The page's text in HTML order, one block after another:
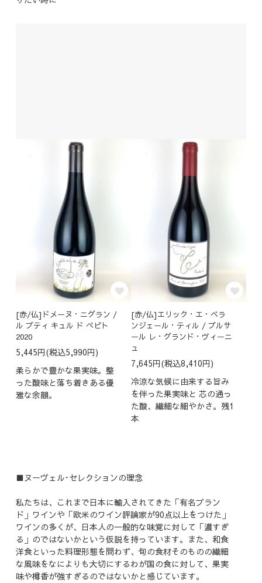
[赤/仏]ドメーヌ・ニグラン /
ル プティ キュル ド ペピト
2020
5,445円(税込5,990円)
柔らかで豊かな果実味。整
った酸味と落ち着きある優
雅な余韻。
[赤/仏]エリック・エ・ベラ
ンジェール・ティル / プルサ
ール レ・グランド・ヴィーニ
ュ
7,645円(税込8,410円)
冷涼な気候に由来する旨み
を伴った果実味と 芯の通っ
た酸、繊細な細やかさ。残1
本
■ヌーヴェル･セレクションの理念
私たちは、これまで日本に輸入されてきた「有名ブラン
ド」ワインや「欧米のワイン評論家が90点以上をつけた」
ワインの多くが、日本人の一般的な味覚に対して「濃すぎ
る」のではないかという仮説を持っています。また、和食
洋食といった料理形態を問わず、旬の食材そのものの繊細
な風味をなによりも大切にするわが国の食に対して、果実
味や樽香が強すぎるのではないかと感じています。